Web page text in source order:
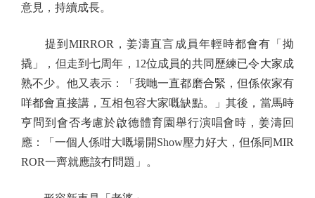
意見，持續成長。
提到MIRROR，姜濤直言成員年輕時都會有「拗
撬」，但走到七周年，12位成員的共同歷練已令大家成
熟不少。他又表示：「我哋一直都磨合緊，但係依家有
咩都會直接講，互相包容大家嘅缺點。」其後，當馬時
亨問到會否考慮於啟德體育園舉行演唱會時，姜濤回
應：「一個人係咁大嘅場開Show壓力好大，但係同MIR
ROR一齊就應該冇問題」。